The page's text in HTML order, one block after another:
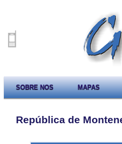
SOBRE NOS MAPAS
República de